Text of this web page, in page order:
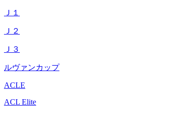
Ｊ１
Ｊ２
Ｊ３
ルヴァンカップ
ACLE
ACL Elite